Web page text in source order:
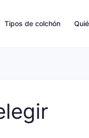
Tipos de colchón